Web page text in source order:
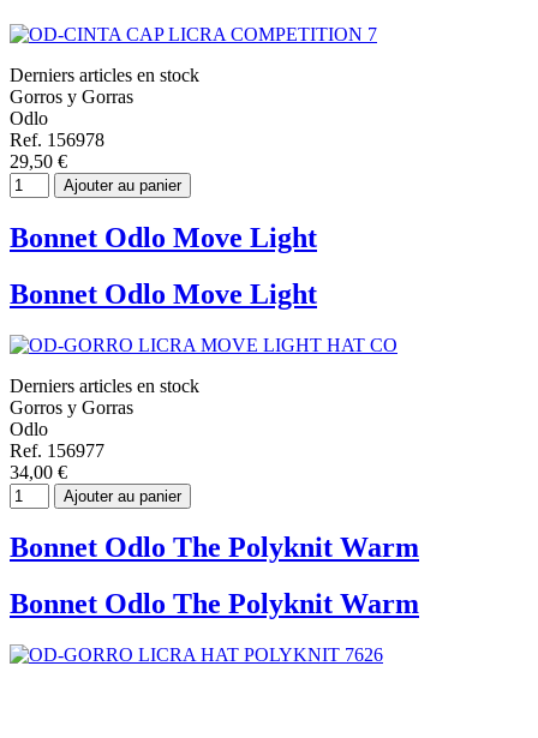
Derniers articles en stock
Gorros y Gorras
Odlo
Ref. 156978
29,50 €
Ajouter au panier
Bonnet Odlo Move Light
Bonnet Odlo Move Light
Derniers articles en stock
Gorros y Gorras
Odlo
Ref. 156977
34,00 €
Ajouter au panier
Bonnet Odlo The Polyknit Warm
Bonnet Odlo The Polyknit Warm